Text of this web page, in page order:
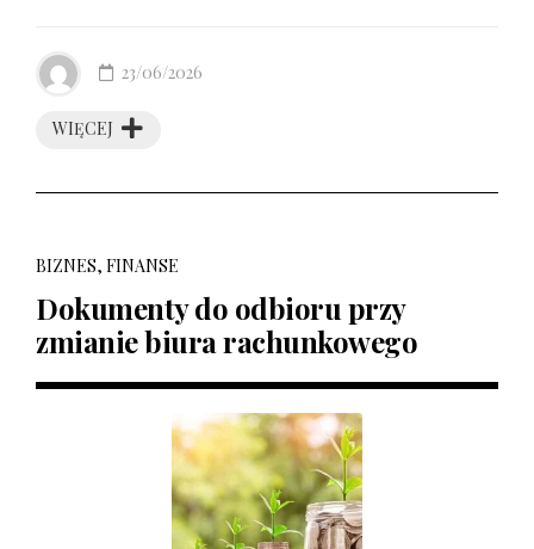
WIĘCEJ
23/06/2026
BIZNES, FINANSE
Dokumenty do odbioru przy
zmianie biura rachunkowego